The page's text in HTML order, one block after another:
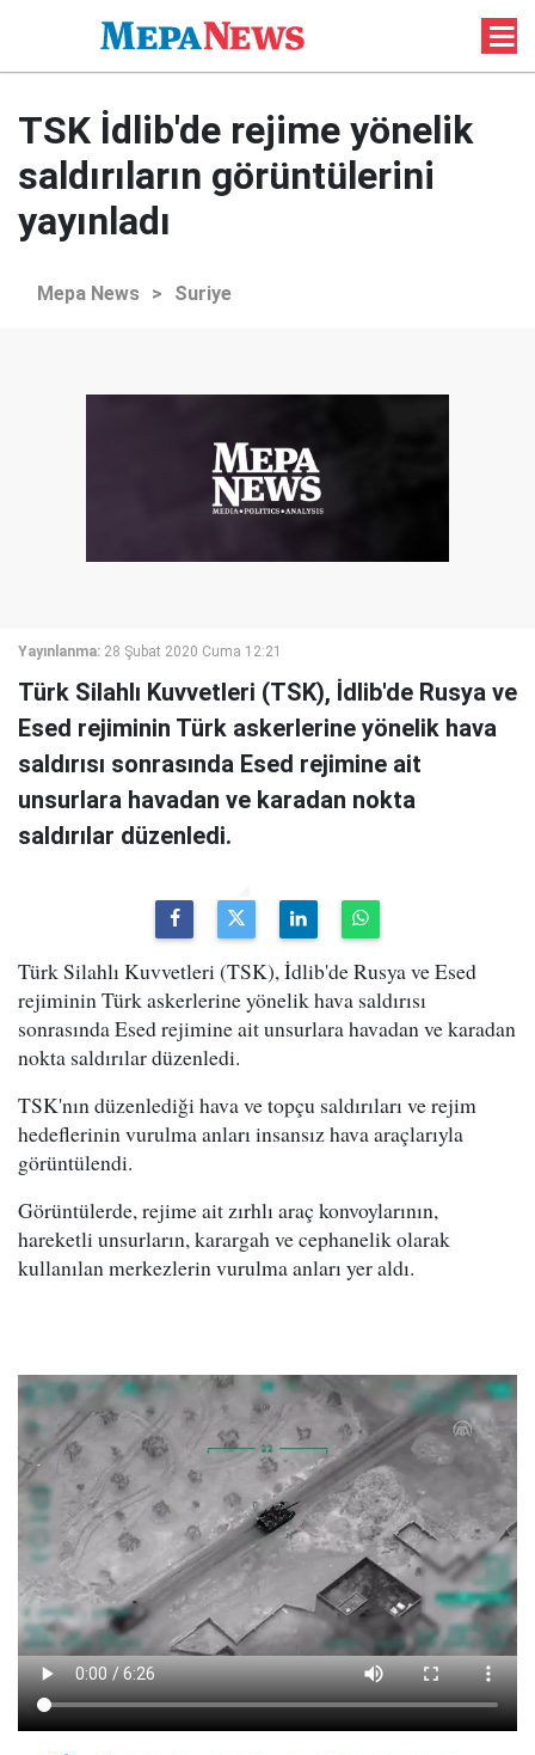
TSK İdlib'de rejime yönelik
saldırıların görüntülerini
yayınladı
Mepa News > Suriye
Yayınlanma: 28 Şubat 2020 Cuma 12:21
Türk Silahlı Kuvvetleri (TSK), İdlib'de Rusya ve
Esed rejiminin Türk askerlerine yönelik hava
saldırısı sonrasında Esed rejimine ait
unsurlara havadan ve karadan nokta
saldırılar düzenledi.
Türk Silahlı Kuvvetleri (TSK), İdlib'de Rusya ve Esed
rejiminin Türk askerlerine yönelik hava saldırısı
sonrasında Esed rejimine ait unsurlara havadan ve karadan
nokta saldırılar düzenledi.
TSK'nın düzenlediği hava ve topçu saldırıları ve rejim
hedeflerinin vurulma anları insansız hava araçlarıyla
görüntülendi.
Görüntülerde, rejime ait zırhlı araç konvoylarının,
hareketli unsurların, karargah ve cephanelik olarak
kullanılan merkezlerin vurulma anları yer aldı.